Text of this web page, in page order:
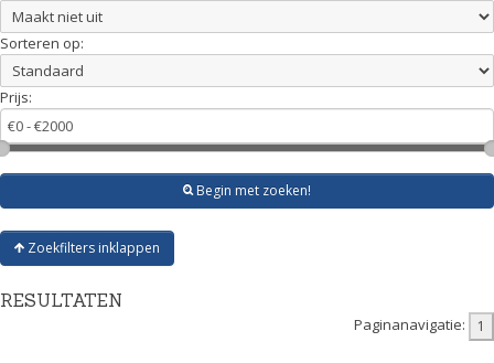
Sorteren op:
Prijs:
Begin met zoeken!
Zoekfilters inklappen
RESULTATEN
Paginanavigatie: